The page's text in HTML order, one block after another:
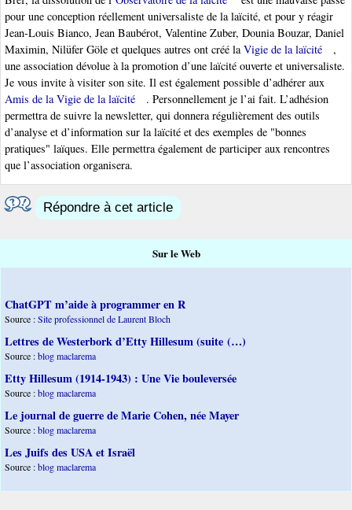
pour une conception réellement universaliste de la laïcité, et pour y réagir
Jean-Louis Bianco, Jean Baubérot, Valentine Zuber, Dounia Bouzar, Daniel
Maximin, Nilüfer Göle et quelques autres ont créé la Vigie de la laïcité
,
une association dévolue à la promotion d’une laïcité ouverte et universaliste.
Je vous invite à visiter son site. Il est également possible d’adhérer aux
Amis de la Vigie de la laïcité
. Personnellement je l’ai fait. L’adhésion
permettra de suivre la newsletter, qui donnera régulièrement des outils
d’analyse et d’information sur la laïcité et des exemples de "bonnes
pratiques" laïques. Elle permettra également de participer aux rencontres
que l’association organisera.
Répondre à cet article
Sur le Web
ChatGPT m’aide à programmer en R
Source :Site professionnel de Laurent Bloch
Lettres de Westerbork d’Etty Hillesum (suite (…)
Source :blog maclarema
Etty Hillesum (1914-1943) : Une Vie bouleversée
Source :blog maclarema
Le journal de guerre de Marie Cohen, née Mayer
Source :blog maclarema
Les Juifs des USA et Israël
Source :blog maclarema